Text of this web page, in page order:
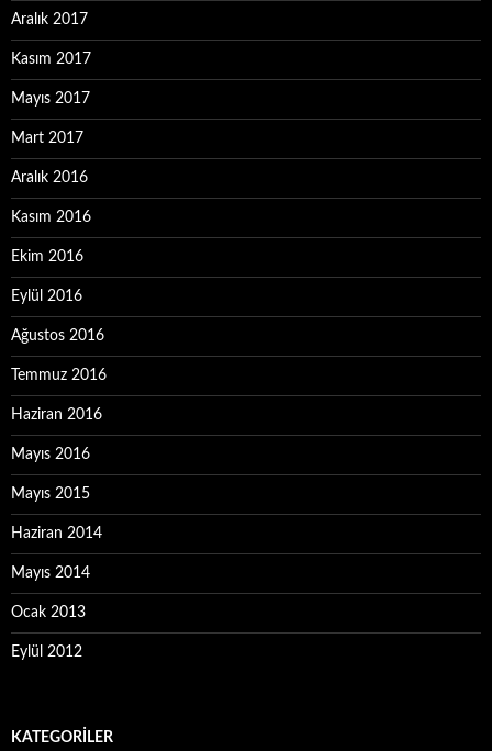
Aralık 2017
Kasım 2017
Mayıs 2017
Mart 2017
Aralık 2016
Kasım 2016
Ekim 2016
Eylül 2016
Ağustos 2016
Temmuz 2016
Haziran 2016
Mayıs 2016
Mayıs 2015
Haziran 2014
Mayıs 2014
Ocak 2013
Eylül 2012
KATEGORILER